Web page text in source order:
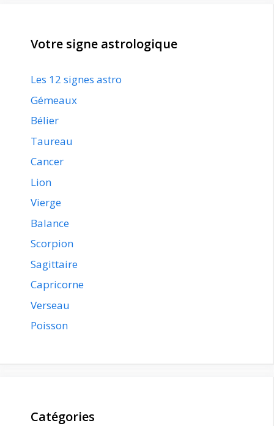
Votre signe astrologique
Les 12 signes astro
Gémeaux
Bélier
Taureau
Cancer
Lion
Vierge
Balance
Scorpion
Sagittaire
Capricorne
Verseau
Poisson
Catégories